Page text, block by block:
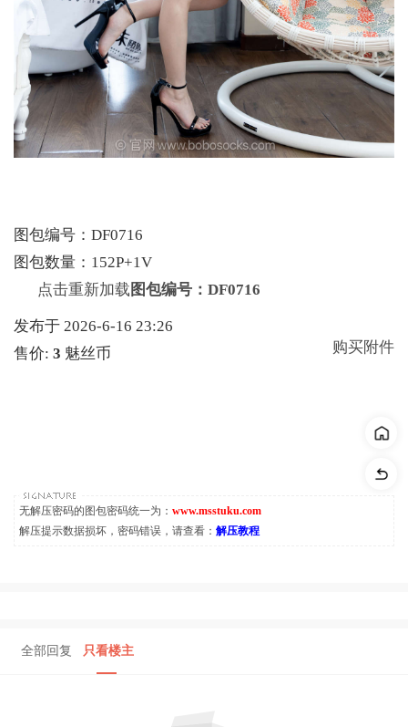
图包编号：DF0716
图包数量：152P+1V
点击重新加载 图包编号：DF0716
发布于 2026-6-16 23:26
售价: 3 魅丝币 购买附件
无解压密码的图包密码统一为： www.msstuku.com
解压提示数据损坏，密码错误，请查看： 解压教程
全部回复 只看楼主